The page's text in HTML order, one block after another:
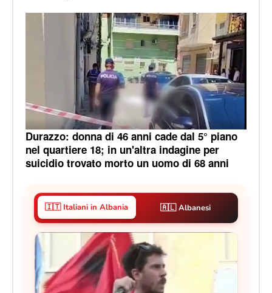
Durazzo: donna di 46 anni cade dal 5° piano
nel quartiere 18; in un'altra indagine per
suicidio trovato morto un uomo di 68 anni
🇮🇹 Italiani in Albania 🇦🇱 Albanesi